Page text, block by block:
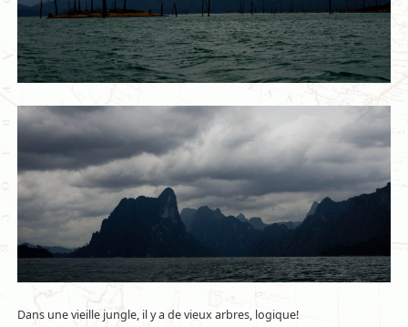
Dans une vieille jungle, il y a de vieux arbres, logique!